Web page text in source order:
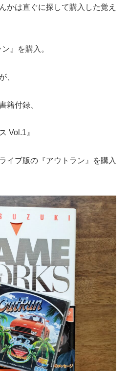
かは直ぐに探して購入した覚え
』を購入。
、
籍付録、
Vol.1』
イブ版の『アウトラン』を購入